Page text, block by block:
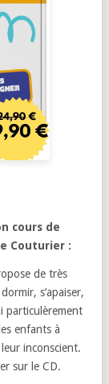
cours de
Couturier :
de très
s’apaiser,
particulèrement
enfants à
inconscient.
sur le CD.